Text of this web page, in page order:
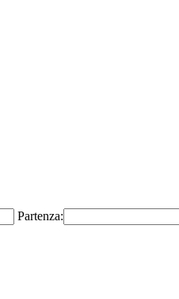
Partenza: